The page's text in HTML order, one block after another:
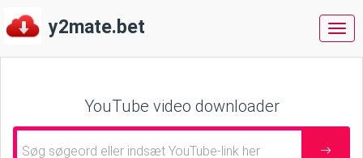
y2mate.bet
YouTube video downloader